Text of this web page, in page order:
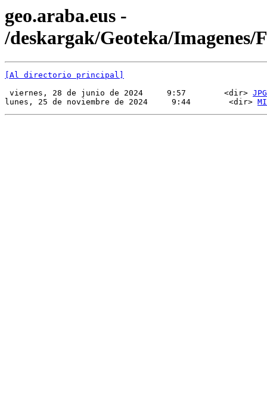
geo.araba.eus -
/deskargak/Geoteka/Imagenes/
[Al directorio principal]
viernes, 28 de junio de 2024     9:57        <dir> JPG
lunes, 25 de noviembre de 2024     9:44        <dir>